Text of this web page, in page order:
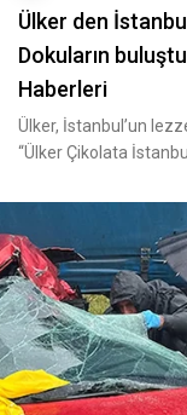
Ülker den
Dokuların
Haberleri
Ülker, İstanbul’un
“Ülker Çikolata